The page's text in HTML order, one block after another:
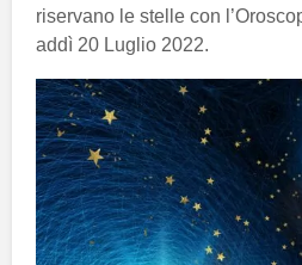
riservano le stelle con
addì 20 Luglio 2022.